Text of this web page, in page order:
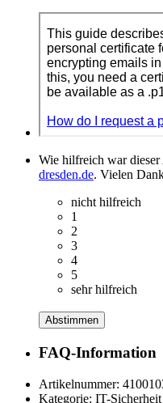
Wie hilfreich war dieser
dresden.de. Vielen
nicht hilfreich
1
2
3
4
5
sehr hilfreich
Abstimmen
FAQ-Information
Artikelnummer:
Kategorie: IT-